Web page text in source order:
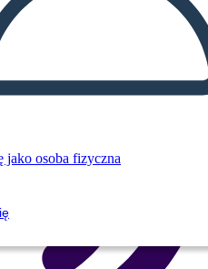
jako osoba fizyczna